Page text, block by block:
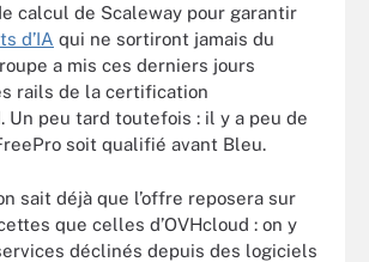
calcul de Scaleway pour garantir
d’IA qui ne sortiront jamais du
a mis ces derniers jours
rails de la certification
Un peu tard toutefois : il y a peu de
soit qualifié avant Bleu.
sait déjà que l’offre reposera sur
que celles d’OVHcloud : on y
déclinés depuis des logiciels